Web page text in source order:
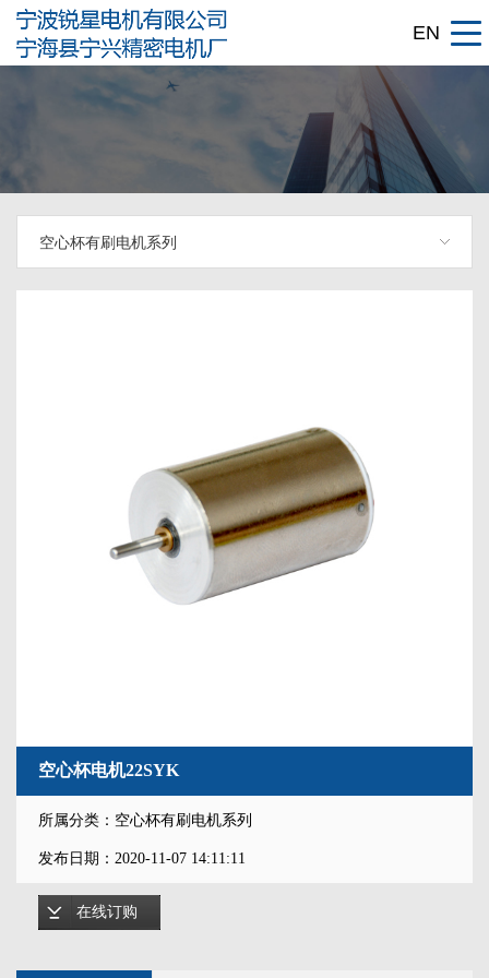
EN
空心杯有刷电机系列
空心杯电机22SYK
所属分类：空心杯有刷电机系列
发布日期：2020-11-07 14:11:11
在线订购